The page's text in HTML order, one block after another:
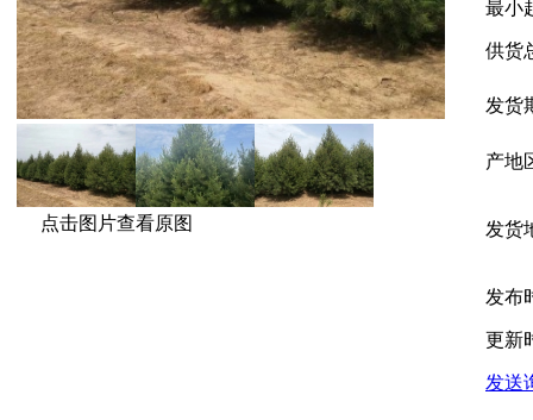
点击图片查看原图
最小
供货
发货
产地
发货
发布
更新
发送